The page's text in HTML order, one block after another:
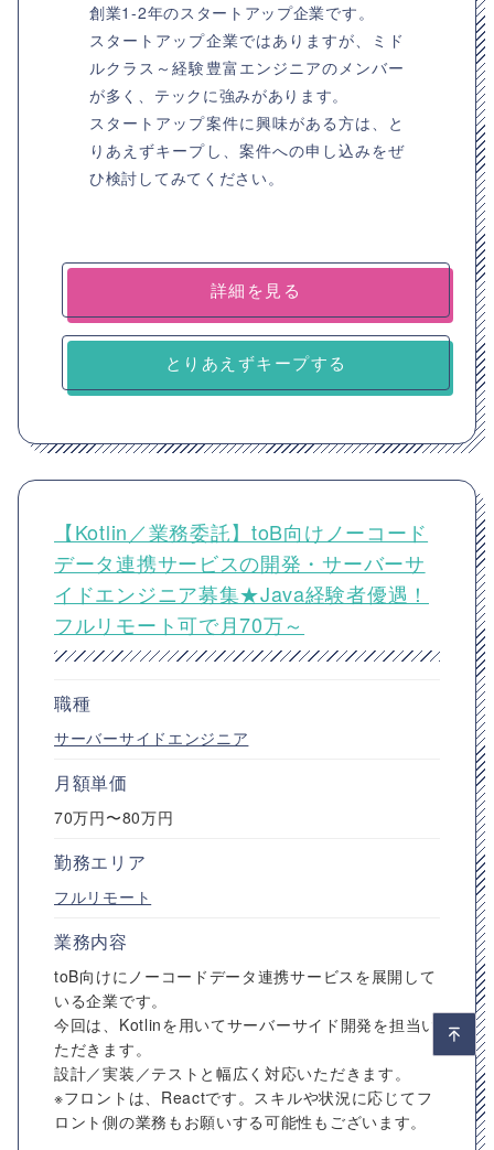
創業1-2年のスタートアップ企業です。
スタートアップ企業ではありますが、ミド
ルクラス～経験豊富エンジニアのメンバー
が多く、テックに強みがあります。
スタートアップ案件に興味がある方は、と
りあえずキープし、案件への申し込みをぜ
ひ検討してみてください。
詳細を見る
とりあえずキープする
【Kotlin／業務委託】toB向けノーコード
データ連携サービスの開発・サーバーサ
イドエンジニア募集★Java経験者優遇！
フルリモート可で月70万～
職種
サーバーサイドエンジニア
月額単価
70万円〜80万円
勤務エリア
フルリモート
業務内容
toB向けにノーコードデータ連携サービスを展開して
いる企業です。
今回は、Kotlinを用いてサーバーサイド開発を担当い
ただきます。
設計／実装／テストと幅広く対応いただきます。
※フロントは、Reactです。スキルや状況に応じてフ
ロント側の業務もお願いする可能性もございます。